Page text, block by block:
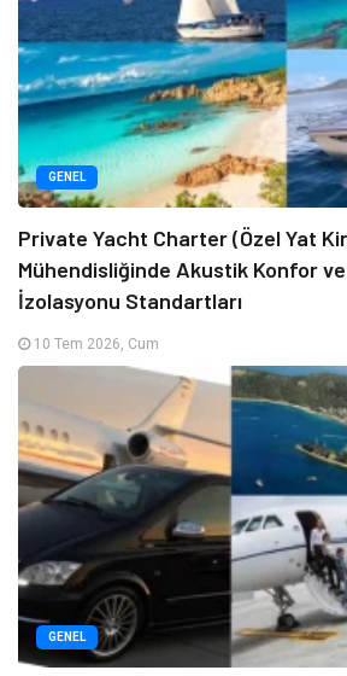
GENEL
Private Yacht Charter (Özel Yat
Mühendisliğinde Akustik Konfor
İzolasyonu Standartları
10 Tem 2026, Cum
GENEL